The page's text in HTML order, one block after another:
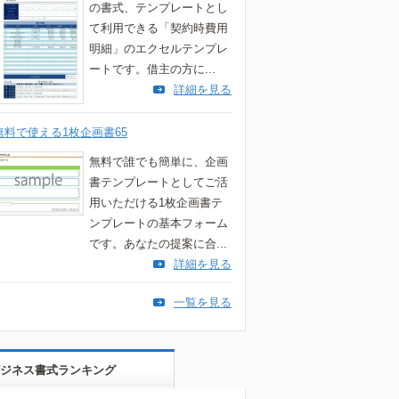
の書式、テンプレートとし
て利用できる「契約時費用
明細」のエクセルテンプレ
ートです。借主の方に...
詳細を見る
料で使える1枚企画書65
無料で誰でも簡単に、企画
書テンプレートとしてご活
用いただける1枚企画書テ
ンプレートの基本フォーム
です。あなたの提案に合...
詳細を見る
一覧を見る
ネス書式ランキング